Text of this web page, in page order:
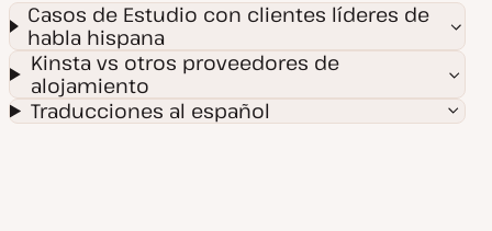
Casos de Estudio con clientes líderes de
habla hispana
Kinsta vs otros proveedores de
alojamiento
Traducciones al español